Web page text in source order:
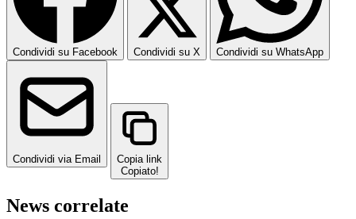
Condividi su Facebook Condividi su X Condividi su WhatsApp
Condividi via Email
Copia link
Copiato!
News correlate